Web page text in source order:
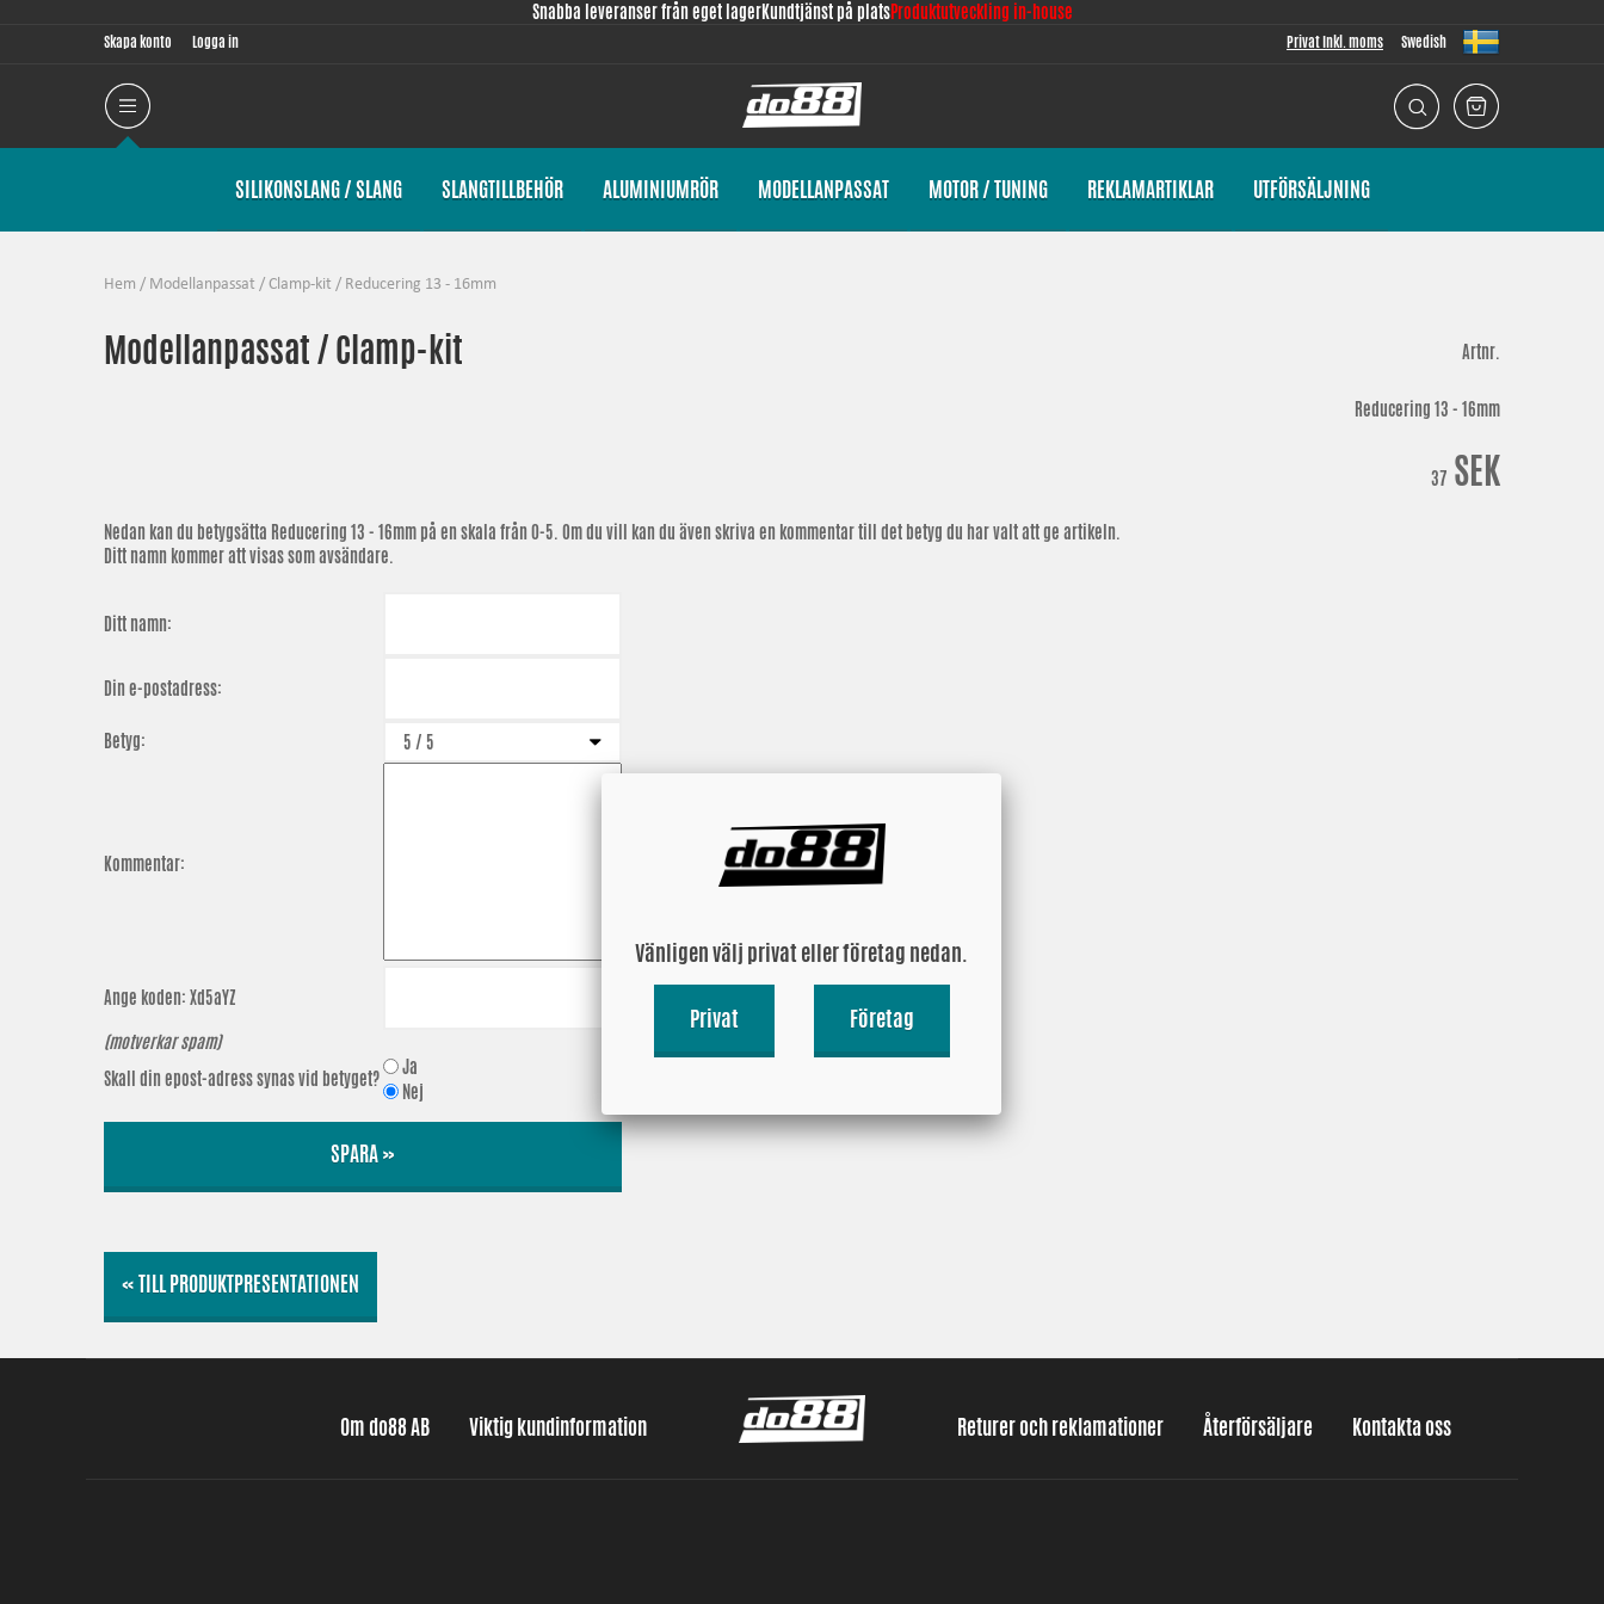
Snabba leveranser från eget lagerKundtjänst på platsProduktutveckling in-house
Skapa konto Logga in Privat Inkl. moms Swedish
SILIKONSLANG / SLANG SLANGTILLBEHÖR ALUMINIUMRÖR MODELLANPASSAT MOTOR / TUNING REKLAMARTIKLAR UTFÖRSÄLJNING
Hem / Modellanpassat / Clamp-kit / Reducering 13 - 16mm
Modellanpassat / Clamp-kit Artnr.
Reducering 13 - 16mm
37 SEK
Nedan kan du betygsätta Reducering 13 - 16mm på en skala från 0-5. Om du vill kan du även skriva en kommentar till det betyg du har valt att ge artikeln.
Ditt namn kommer att visas som avsändare.
Ditt namn:
Din e-postadress:
Betyg:
Kommentar:
Ange koden: Xd5aYZ
(motverkar spam)
Skall din epost-adress synas vid betyget?
Ja
Nej
SPARA »
« TILL PRODUKTPRESENTATIONEN
Om do88 AB Viktig kundinformation Returer och reklamationer Återförsäljare Kontakta oss
Vänligen välj privat eller företag nedan.
Privat Företag